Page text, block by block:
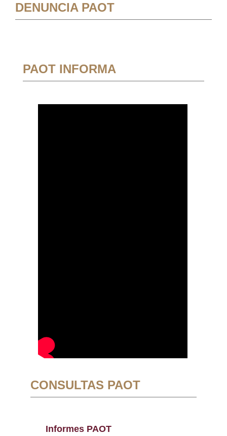
DENUNCIA PAOT
PAOT INFORMA
CONSULTAS PAOT
Informes PAOT